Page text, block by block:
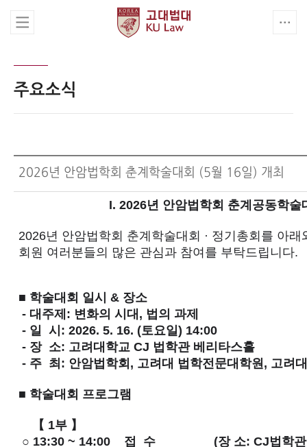
주요소식
2026년 안암법학회 춘계학술대회 (5월 16일) 개최
I. 2026년 안암법학회 춘계공동학술
2026년 안암법학회 춘계학술대회 · 정기총회를 아
회원 여러분들의 많은 관심과 참여를 부탁드립니다.
■ 학술대회 일시 & 장소
- 대주제: 변화의 시대, 법의 과제
- 일 시: 2026. 5. 16. (토요일) 14:00
- 장 소: 고려대학교 CJ 법학관 베리타스홀
- 주 최: 안암법학회, 고려대 법학전문대학원, 고려
■ 학술대회 프로그램
【 1부 】
○ 13:30 ~ 14:00
접 수
(장 소: CJ법학